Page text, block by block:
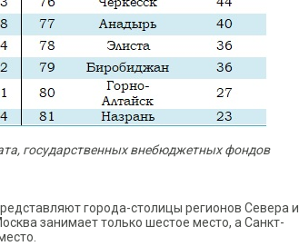
государственных внебюджетных фондов
города-столицы регионов Севера и
занимает только шестое место, а Санкт-